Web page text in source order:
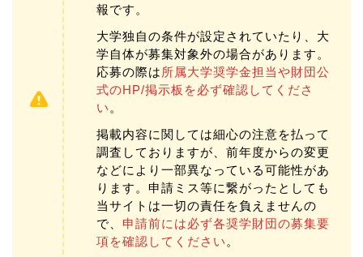
報です。
大学独自の条件が設定されていたり、大
学自体が募集対象外の場合があります。
応募の際は 所属大学奨学金担当や財団公
式のHP/掲示板を必ず確認してくださ
い 。
掲載内容に関しては細心の注意を払って
調査しておりますが、前年度からの変更
などにより一部異なっている可能性があ
ります。申請ミス等に繋がったとしても
当サイトは一切の責任を負えませんの
で、 申請前には必ず各奨学財団の募集要
項を確認してください 。